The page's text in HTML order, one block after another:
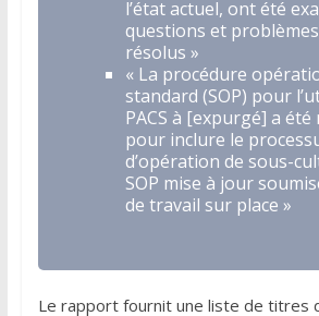
l’état actuel, ont été
questions et
résolus »
« La procédure
standard (SOP) pour
PACS à [expurgé] a
pour inclure le
d’opération de sous-
SOP mise à jour
de travail sur place »
Le rapport fournit une liste de titres